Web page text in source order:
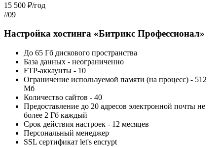
15 500 ₽/год
//09
Настройка хостинга «Битрикс Профессионал»
До 65 Гб дискового пространства
База данных - неограниченно
FTP-аккаунты - 10
Ограничение используемой памяти (на процесс) - 512
Мб
Количество сайтов - 40
Предоставление до 20 адресов электронной почты не
более 2 Гб каждый
Срок действия настроек - 12 месяцев
Персональный менеджер
SSL сертификат let's encrypt